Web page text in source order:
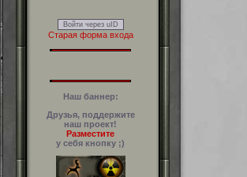
Войти через uID
Старая форма входа
Наш баннер:
Друзья, поддержите
наш проект!
Разместите
у себя кнопку ;)